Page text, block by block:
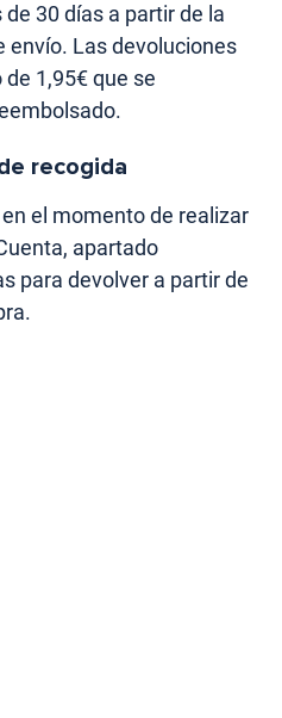
30 días a partir de la
envío. Las devoluciones
1,95€ que se
recogida
el momento de realizar
apartado
para devolver a partir de